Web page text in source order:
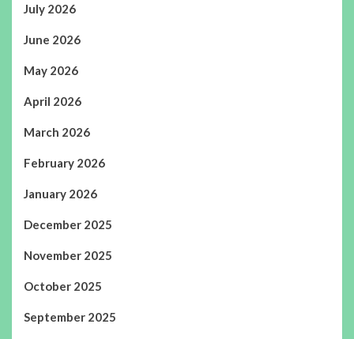
July 2026
June 2026
May 2026
April 2026
March 2026
February 2026
January 2026
December 2025
November 2025
October 2025
September 2025